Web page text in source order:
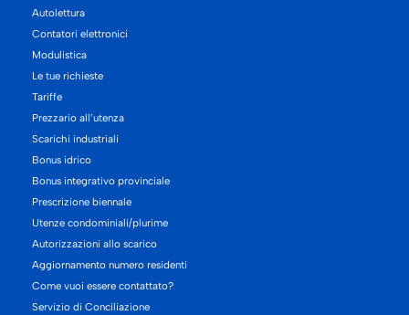
Autolettura
Contatori elettronici
Modulistica
Le tue richieste
Tariffe
Prezzario all’utenza
Scarichi industriali
Bonus idrico
Bonus integrativo provinciale
Prescrizione biennale
Utenze condominiali/plurime
Autorizzazioni allo scarico
Aggiornamento numero residenti
Come vuoi essere contattato?
Servizio di Conciliazione